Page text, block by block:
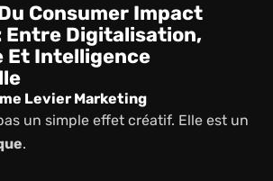
Consumer Impact
Entre Digitalisation,
Et Intelligence
Levier Marketing
pas un simple effet créatif. Elle est un
.